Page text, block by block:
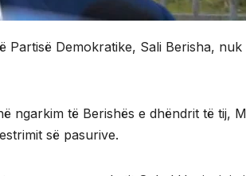
Partisë Demokratike, Sali Berisha,
ngarkim të Berishës e dhëndrit të tij,
së pasurive.